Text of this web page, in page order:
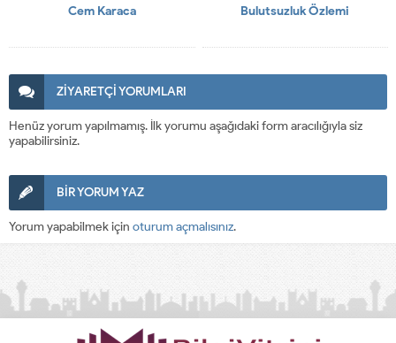
Cem Karaca Bulutsuzluk Özlemi
ZİYARETÇİ YORUMLARI
Henüz yorum yapılmamış. İlk yorumu aşağıdaki form aracılığıyla siz
yapabilirsiniz.
BİR YORUM YAZ
Yorum yapabilmek için oturum açmalısınız.